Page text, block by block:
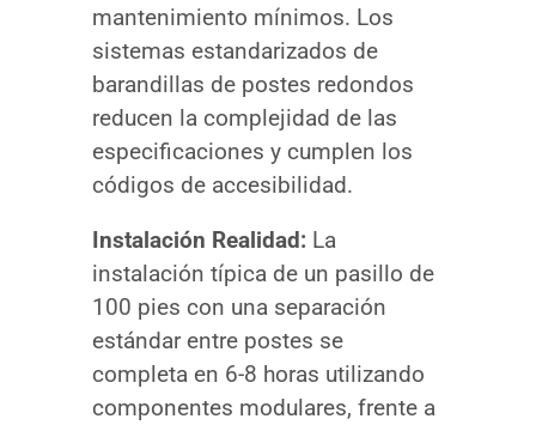
mantenimiento mínimos. Los
sistemas estandarizados de
barandillas de postes redondos
reducen la complejidad de las
especificaciones y cumplen los
códigos de accesibilidad.
Instalación Realidad: La
instalación típica de un pasillo de
100 pies con una separación
estándar entre postes se
completa en 6-8 horas utilizando
componentes modulares, frente a